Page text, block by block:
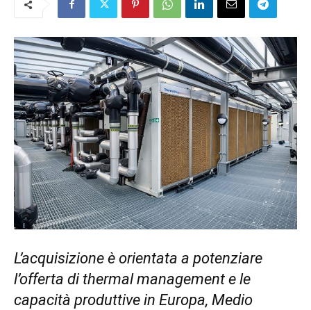
L’acquisizione è orientata a potenziare
l’offerta di thermal management e le
capacità produttive in Europa, Medio